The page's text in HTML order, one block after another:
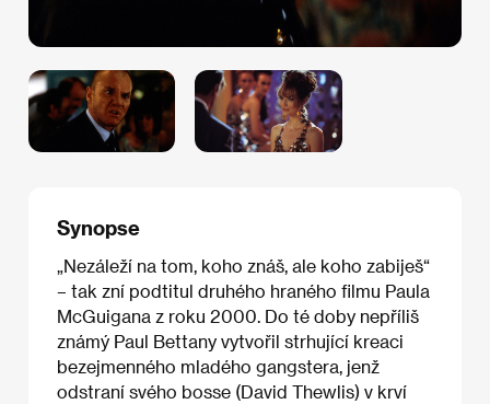
Synopse
„Nezáleží na tom, koho znáš, ale koho zabiješ“
– tak zní podtitul druhého hraného filmu Paula
McGuigana z roku 2000. Do té doby nepříliš
známý Paul Bettany vytvořil strhující kreaci
bezejmenného mladého gangstera, jenž
odstraní svého bosse (David Thewlis) v krví